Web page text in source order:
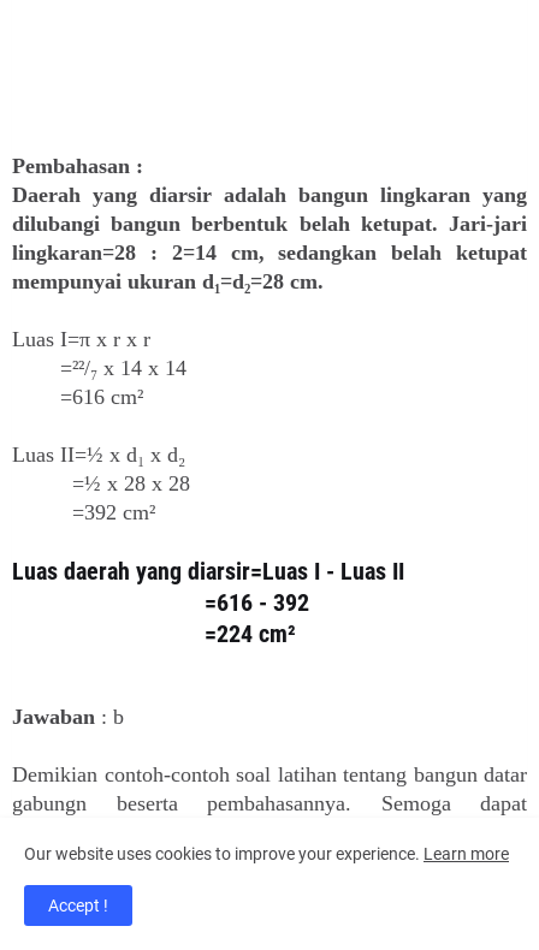
Pembahasan :
Daerah yang diarsir adalah bangun lingkaran yang
dilubangi bangun berbentuk belah ketupat. Jari-jari
lingkaran=28 : 2=14 cm, sedangkan belah ketupat
mempunyai ukuran d₁=d₂=28 cm.
Luas I=π x r x r
=²²/₇ x 14 x 14
=616 cm²
Luas II=½ x d₁ x d₂
=½ x 28 x 28
=392 cm²
Luas daerah yang diarsir=Luas I - Luas II
=616 - 392
=224 cm²
Jawaban : b
Demikian contoh-contoh soal latihan tentang bangun datar
gabungn beserta pembahasannya. Semoga dapat
Our website uses cookies to improve your experience. Learn more
Accept !